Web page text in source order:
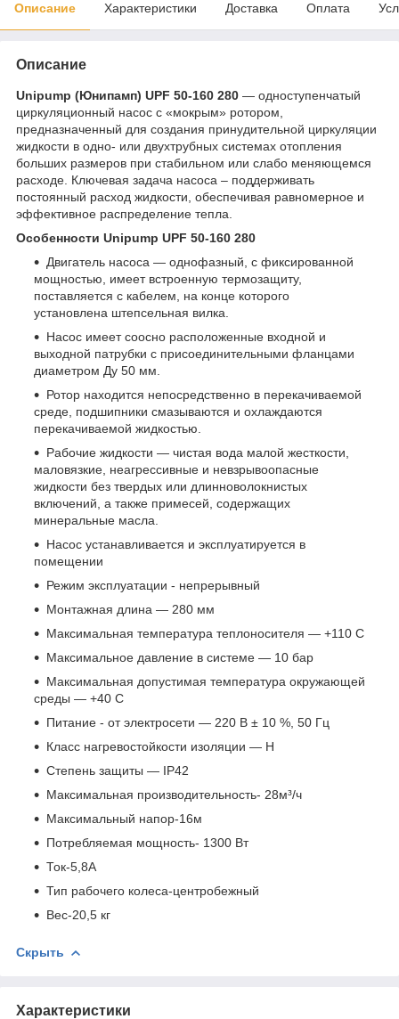
Описание Характеристики Доставка Оплата
Описание
Unipump (Юнипамп) UPF 50-160 280 — одноступенчатый
циркуляционный насос с «мокрым» ротором,
предназначенный для создания принудительной циркуляции
жидкости в одно- или двухтрубных системах отопления
больших размеров при стабильном или слабо меняющемся
расходе. Ключевая задача насоса – поддерживать
постоянный расход жидкости, обеспечивая равномерное и
эффективное распределение тепла.
Особенности Unipump UPF 50-160 280
Двигатель насоса — однофазный, с фиксированной
мощностью, имеет встроенную термозащиту,
поставляется с кабелем, на конце которого
установлена штепсельная вилка.
Насос имеет соосно расположенные входной и
выходной патрубки с присоединительными фланцами
диаметром Ду 50 мм.
Ротор находится непосредственно в перекачиваемой
среде, подшипники смазываются и охлаждаются
перекачиваемой жидкостью.
Рабочие жидкости — чистая вода малой жесткости,
маловязкие, неагрессивные и невзрывоопасные
жидкости без твердых или длинноволокнистых
включений, а также примесей, содержащих
минеральные масла.
Насос устанавливается и эксплуатируется в
помещении
Режим эксплуатации - непрерывный
Монтажная длина — 280 мм
Максимальная температура теплоносителя — +110 С
Максимальное давление в системе — 10 бар
Максимальная допустимая температура окружающей
среды — +40 С
Питание - от электросети — 220 В ± 10 %, 50 Гц
Класс нагревостойкости изоляции — H
Степень защиты — IP42
Максимальная производительность- 28м³/ч
Максимальный напор-16м
Потребляемая мощность- 1300 Вт
Ток-5,8А
Тип рабочего колеса-центробежный
Вес-20,5 кг
Скрыть
Характеристики